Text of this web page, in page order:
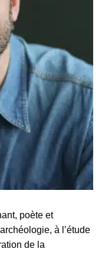
poète et
à l’étude
de la